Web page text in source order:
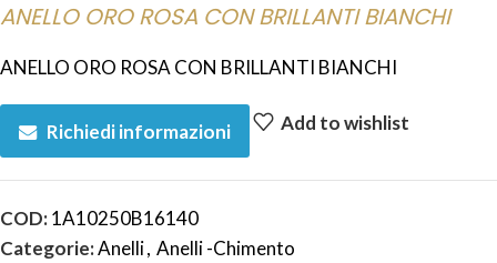
ANELLO ORO ROSA CON BRILLANTI BIANCHI
ANELLO ORO ROSA CON BRILLANTI BIANCHI
Richiedi informazioni Add to wishlist
COD:1A10250B16140
Categorie:Anelli, Anelli -Chimento